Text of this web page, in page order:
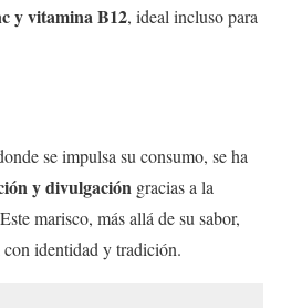
y vitamina B12, ideal incluso para
se impulsa su consumo, se ha
y divulgación gracias a la
marisco, más allá de su sabor,
identidad y tradición.